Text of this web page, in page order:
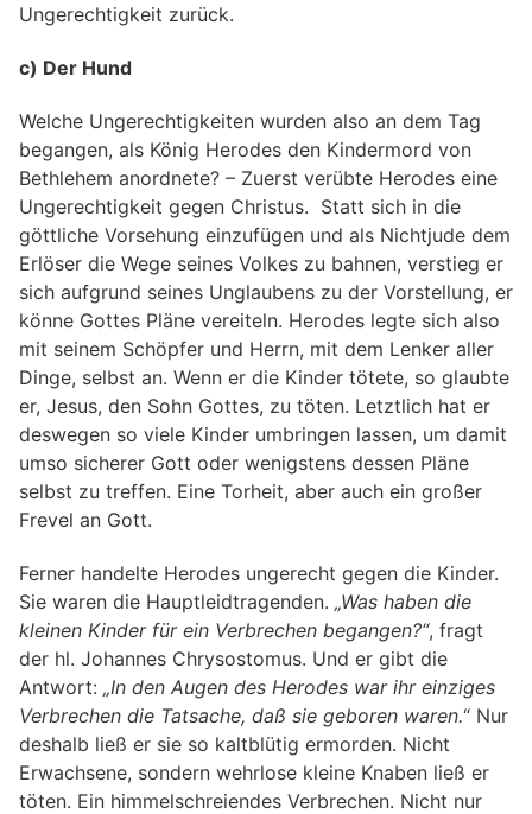
Ungerechtigkeit zurück.
c) Der Hund
Welche Ungerechtigkeiten wurden also an dem Tag
begangen, als König Herodes den Kindermord von
Bethlehem anordnete? – Zuerst verübte Herodes eine
Ungerechtigkeit gegen Christus. Statt sich in die
göttliche Vorsehung einzufügen und als Nichtjude dem
Erlöser die Wege seines Volkes zu bahnen, verstieg er
sich aufgrund seines Unglaubens zu der Vorstellung, er
könne Gottes Pläne vereiteln. Herodes legte sich also
mit seinem Schöpfer und Herrn, mit dem Lenker aller
Dinge, selbst an. Wenn er die Kinder tötete, so glaubte
er, Jesus, den Sohn Gottes, zu töten. Letztlich hat er
deswegen so viele Kinder umbringen lassen, um damit
umso sicherer Gott oder wenigstens dessen Pläne
selbst zu treffen. Eine Torheit, aber auch ein großer
Frevel an Gott.
Ferner handelte Herodes ungerecht gegen die Kinder.
Sie waren die Hauptleidtragenden. „Was haben die
kleinen Kinder für ein Verbrechen begangen?“, fragt
der hl. Johannes Chrysostomus. Und er gibt die
Antwort: „In den Augen des Herodes war ihr einziges
Verbrechen die Tatsache, daß sie geboren waren.“ Nur
deshalb ließ er sie so kaltblütig ermorden. Nicht
Erwachsene, sondern wehrlose kleine Knaben ließ er
töten. Ein himmelschreiendes Verbrechen. Nicht nur